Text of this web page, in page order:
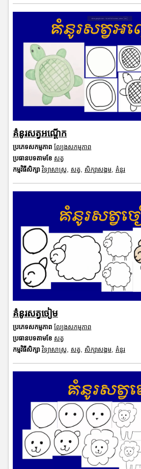
គំនូរសត្វអណ្តើក
ប្រភេទសកម្មភាព ល្បែងសកម្មភាព
ប្រធានបទតាមខែ សត្វ
កម្មវិធីសិក្សា វិទ្យាសាស្រ្ត, សត្វ, សិក្សាសង្គម, គំនូរ
គំនូរសត្វចៀម
ប្រភេទសកម្មភាព ល្បែងសកម្មភាព
ប្រធានបទតាមខែ សត្វ
កម្មវិធីសិក្សា វិទ្យាសាស្រ្ត សត្វ សិក្សាសង្គម, គំនូរ